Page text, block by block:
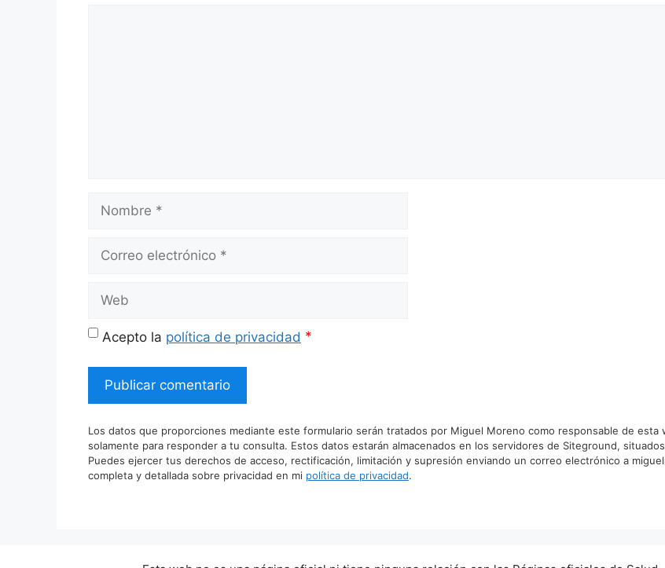
electrónico
Acepto la política de privacidad *
Los datos que proporciones mediante este formulario serán tratados por Miguel Moreno como responsable de
solamente para responder a tu consulta. Estos datos estarán almacenados en los servidores de Siteground,
Puedes ejercer tus derechos de acceso, rectificación, limitación y supresión enviando un correo electrónico a
completa y detallada sobre privacidad en mi política de privacidad.